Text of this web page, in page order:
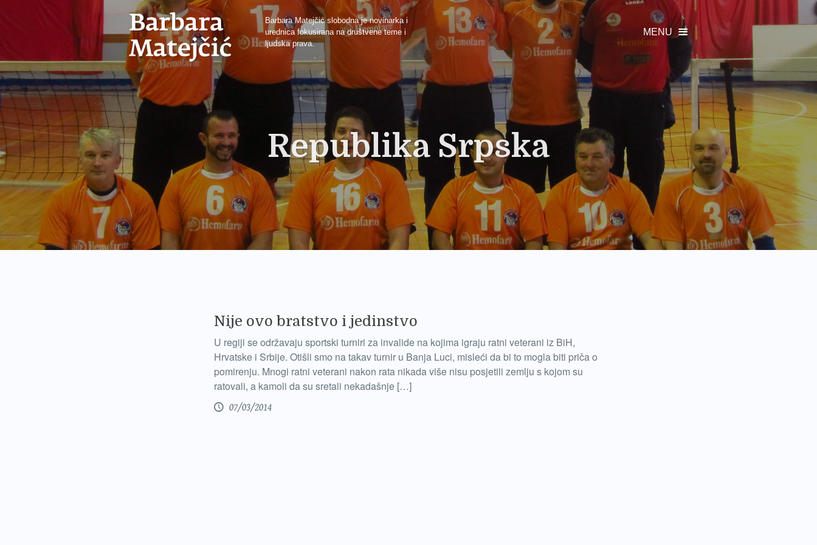
Barbara Matejčić slobodna je novinarka i
urednica fokusirana na društvene teme i
ljudska prava.
MENU 
Republika Srpska
Nije ovo bratstvo i jedinstvo
U regiji se održavaju sportski turniri za invalide na kojima igraju ratni veterani iz BiH,
Hrvatske i Srbije. Otišli smo na takav turnir u Banja Luci, misleći da bi to mogla biti priča o
pomirenju. Mnogi ratni veterani nakon rata nikada više nisu posjetili zemlju s kojom su
ratovali, a kamoli da su sretali nekadašnje […]
07/03/2014